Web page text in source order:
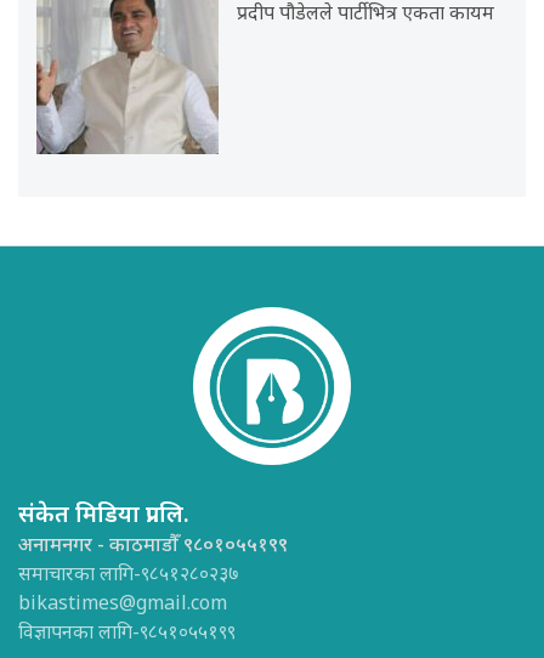
प्रदीप पौडेलले पार्टीभित्र एकता कायम
संकेत मिडिया प्रा.लि.
अनामनगर - काठमाडौँ ९८०१०५५१९९
समाचारका लागि-९८५१२८०२३७
bikastimes@gmail.com
विज्ञापनका लागि-९८५१०५५१९९